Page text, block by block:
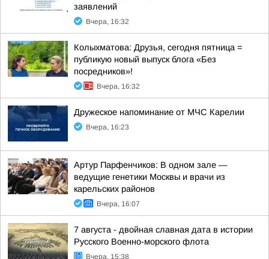
заявлений
Вчера, 16:32
Колыхматова: Друзья, сегодня пятница =
публикую новый выпуск блога «Без
посредников»!
Вчера, 16:32
Дружеское напоминание от МЧС Карелии
Вчера, 16:23
Артур Парфенчиков: В одном зале —
ведущие генетики Москвы и врачи из
карельских районов
Вчера, 16:07
7 августа - двойная славная дата в истории
Русского Военно-морского флота
Вчера, 15:38